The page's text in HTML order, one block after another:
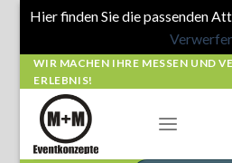
Hier finden Sie die passenden
Skip
to
content
WIR MACHEN IHRE MESSEN UND
ERLEBNIS!